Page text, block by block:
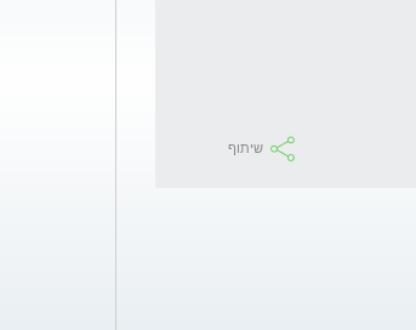
שיתוף